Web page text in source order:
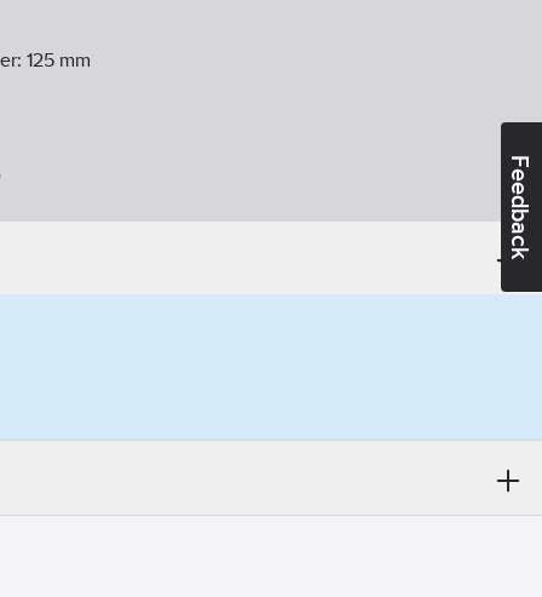
Feedback
125 mm
Tryckknapp